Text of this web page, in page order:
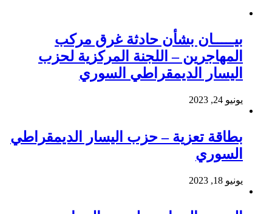
بيـــــان بشأن حادثة غرق مركب
المهاجرين – اللجنة المركزية لحزب
اليسار الديمقراطي السوري
يونيو 24, 2023
بطاقة تعزية – حزب اليسار الديمقراطي
السوري
يونيو 18, 2023